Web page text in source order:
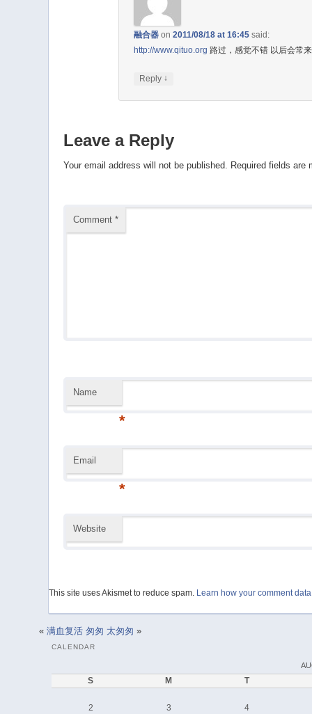
融合器on 2011/08/18 at 16:45 said:
http://www.qituo.org 路过，感觉不错 以后会常来
Reply ↓
Leave a Reply
Your email address will not be published. Required fields are
Comment *
Name
*
Email
*
Website
This site uses Akismet to reduce spam. Learn how your comment
« 满血复活 匆匆 太匆匆 »
CALENDAR
S M T
2 3
4